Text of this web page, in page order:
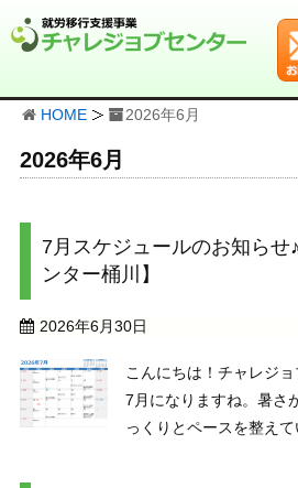
HOME 2026年6月
2026年6月
7月スケジュールのお知らせ
ンター桶川】
2026年6月30日
こんにちは！チャレジ
7月になりますね。暑さ
っくりとペースを整え